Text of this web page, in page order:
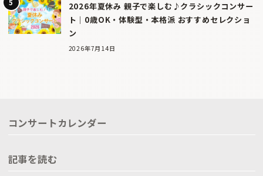
2026年夏休み 親子で楽しむ♪クラシックコンサー
ト｜0歳OK・体験型・本格派 おすすめセレクショ
ン
2026年7月14日
コンサートカレンダー
記事を読む